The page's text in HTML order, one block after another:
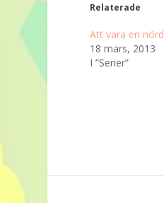
Relaterade
Att vara en nörd
18 mars, 2013
I ”Serier”